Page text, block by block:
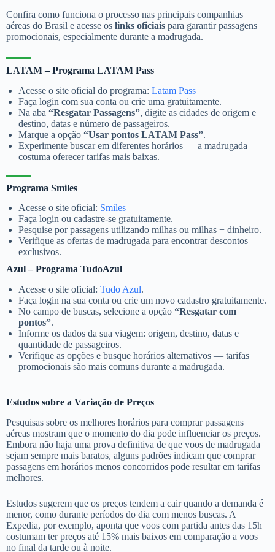
Confira como funciona o processo nas principais companhias
aéreas do Brasil e acesse os links oficiais para garantir passagens
promocionais, especialmente durante a madrugada.
LATAM – Programa LATAM Pass
Acesse o site oficial do programa: Latam Pass
Faça login com sua conta ou crie uma gratuitamente.
Na aba “Resgatar Passagens”, digite as cidades de origem e
destino, datas e número de passageiros.
Marque a opção “Usar pontos LATAM Pass”.
Experimente buscar em diferentes horários — a madrugada
costuma oferecer tarifas mais baixas.
Programa Smiles
Acesse o site oficial: Smiles
Faça login ou cadastre-se gratuitamente.
Pesquise por passagens utilizando milhas ou milhas + dinheiro.
Verifique as ofertas de madrugada para encontrar descontos
exclusivos.
Azul – Programa TudoAzul
Acesse o site oficial: Tudo Azul.
Faça login na sua conta ou crie um novo cadastro gratuitamente.
No campo de buscas, selecione a opção “Resgatar com
pontos”.
Informe os dados da sua viagem: origem, destino, datas e
quantidade de passageiros.
Verifique as opções e busque horários alternativos — tarifas
promocionais são mais comuns durante a madrugada.
Estudos sobre a Variação de Preços
Pesquisas sobre os melhores horários para comprar passagens
aéreas mostram que o momento do dia pode influenciar os preços.
Embora não haja uma prova definitiva de que voos de madrugada
sejam sempre mais baratos, alguns padrões indicam que comprar
passagens em horários menos concorridos pode resultar em tarifas
melhores.
Estudos sugerem que os preços tendem a cair quando a demanda é
menor, como durante períodos do dia com menos buscas. A
Expedia, por exemplo, aponta que voos com partida antes das 15h
costumam ter preços até 15% mais baixos em comparação a voos
no final da tarde ou à noite.